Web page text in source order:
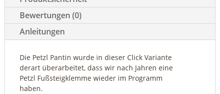
Bewertungen (0)
Anleitungen
Die Petzl Pantin wurde in dieser Click Variante
derart überarbeitet, dass wir nach Jahren eine
Petzl Fußsteigklemme wieder im Programm
haben.